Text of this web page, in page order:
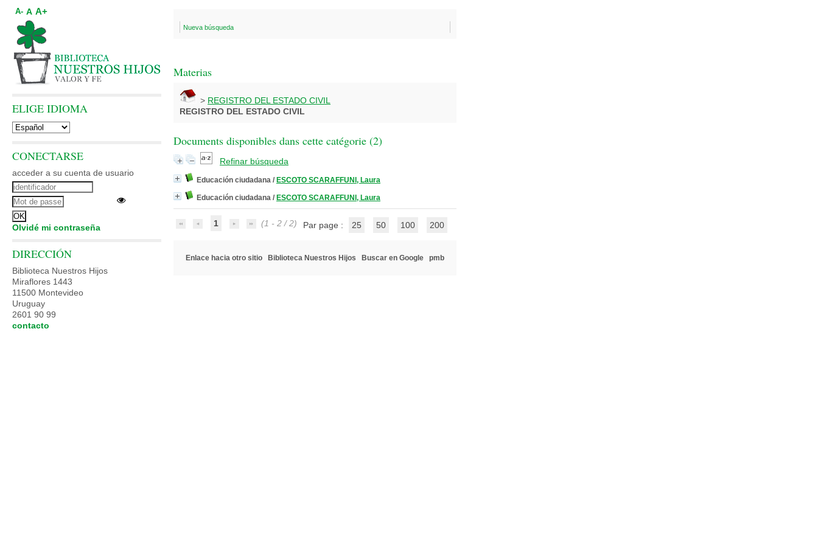
Nueva búsqueda
Materias
> REGISTRO DEL ESTADO CIVIL
REGISTRO DEL ESTADO CIVIL
Documents disponibles dans cette catégorie (2)
Refinar búsqueda
Educación ciudadana / ESCOTO SCARAFFUNI, Laura
Educación ciudadana / ESCOTO SCARAFFUNI, Laura
1 (1 - 2 / 2) Par page : 25 50 100 200
Enlace hacia otro sitio Biblioteca Nuestros Hijos Buscar en Google pmb
A- A A+
ELIGE IDIOMA
CONECTARSE
acceder a su cuenta de usuario
Olvidé mi contraseña
DIRECCIÓN
Biblioteca Nuestros Hijos
Miraflores 1443
11500 Montevideo
Uruguay
2601 90 99
contacto